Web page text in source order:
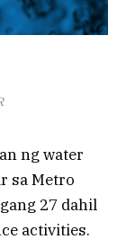
ng water
sa Metro
27 dahil
activities.